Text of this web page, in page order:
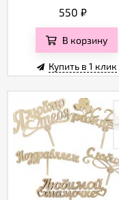
550 ₽
В корзину
Купить в 1 клик